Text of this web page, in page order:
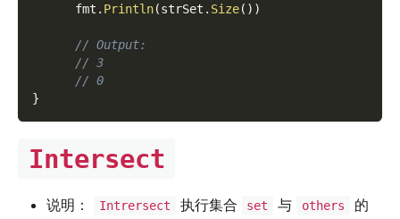
      fmt
. Println(strSet . Size( ) )
// Output:
// 3
// 0
}
Intersect
说明： Intrersect 执行集合 set 与 others
的